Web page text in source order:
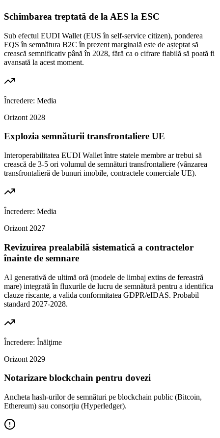
Schimbarea treptată de la AES la ESC
Sub efectul EUDI Wallet (EUS în self-service citizen), ponderea
EQS în semnătura B2C în prezent marginală este de așteptat să
crească semnificativ până în 2028, fără ca o cifrare fiabilă să poată fi
avansată la acest moment.
Încredere: Media
Orizont 2028
Explozia semnăturii transfrontaliere UE
Interoperabilitatea EUDI Wallet între statele membre ar trebui să
crească de 3-5 ori volumul de semnături transfrontaliere (vânzarea
transfrontalieră de bunuri imobile, contractele comerciale UE).
Încredere: Media
Orizont 2027
Revizuirea prealabilă sistematică a contractelor
înainte de semnare
AI generativă de ultimă oră (modele de limbaj extins de fereastră
mare) integrată în fluxurile de lucru de semnătură pentru a identifica
clauze riscante, a valida conformitatea GDPR/eIDAS. Probabil
standard 2027-2028.
Încredere: Înălţime
Orizont 2029
Notarizare blockchain pentru dovezi
Ancheta hash-urilor de semnături pe blockchain public (Bitcoin,
Ethereum) sau consorțiu (Hyperledger).